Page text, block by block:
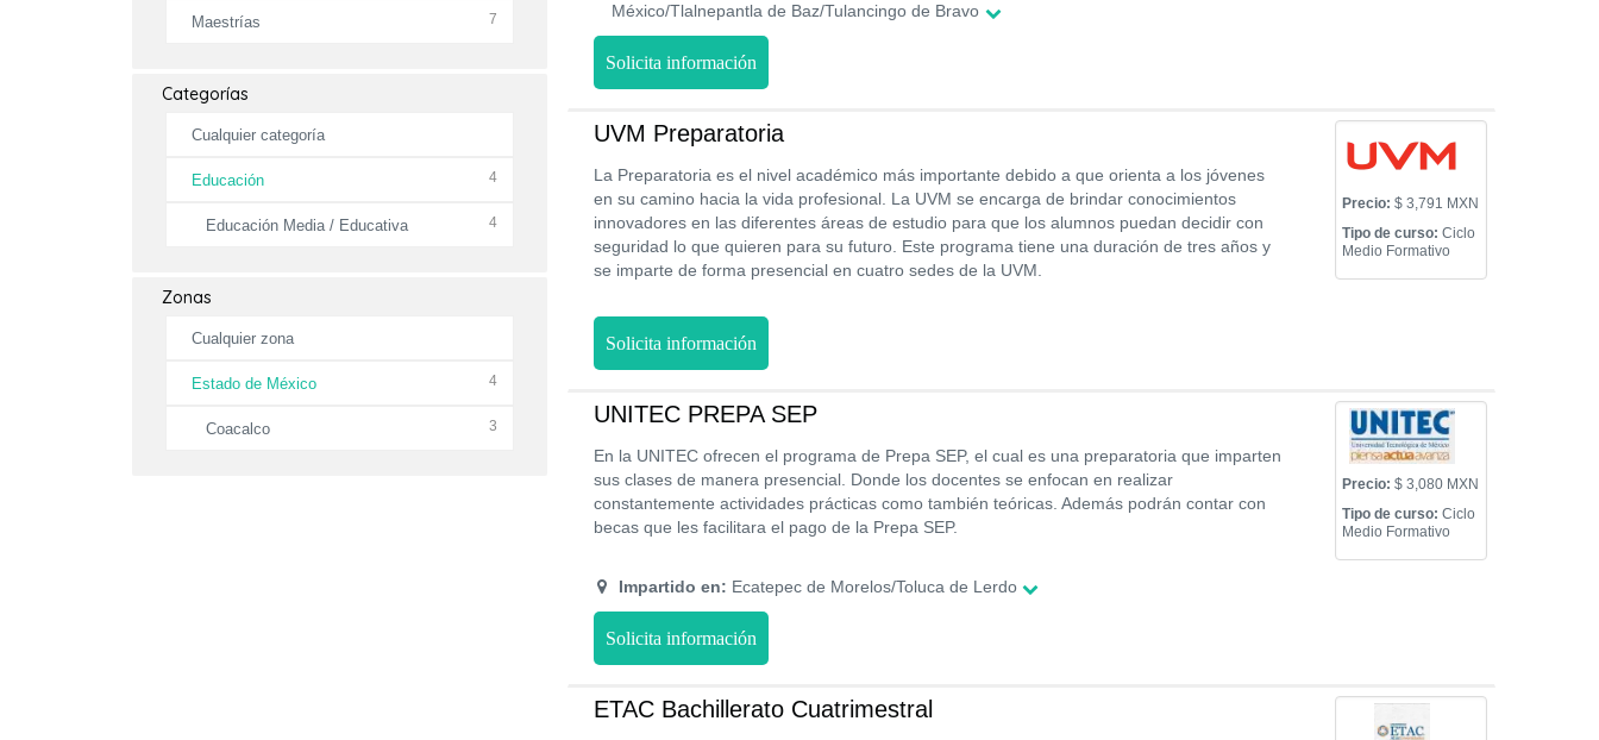
Maestrías 7
Categorías
Cualquier categoría
Educación 4
Educación Media / Educativa 4
Zonas
Cualquier zona
Estado de México 4
Coacalco 3
México/Tlalnepantla de Baz/Tulancingo de Bravo
Solicita información
UVM Preparatoria
La Preparatoria es el nivel académico más importante debido a que orienta a los jóvenes
en su camino hacia la vida profesional. La UVM se encarga de brindar conocimientos
innovadores en las diferentes áreas de estudio para que los alumnos puedan decidir con
seguridad lo que quieren para su futuro. Este programa tiene una duración de tres años y
se imparte de forma presencial en cuatro sedes de la UVM.
Precio: $ 3,791 MXN
Tipo de curso: Ciclo
Medio Formativo
Solicita información
UNITEC PREPA SEP
En la UNITEC ofrecen el programa de Prepa SEP, el cual es una preparatoria que imparten
sus clases de manera presencial. Donde los docentes se enfocan en realizar
constantemente actividades prácticas como también teóricas. Además podrán contar con
becas que les facilitara el pago de la Prepa SEP.
Impartido en: Ecatepec de Morelos/Toluca de Lerdo
Precio: $ 3,080 MXN
Tipo de curso: Ciclo
Medio Formativo
Solicita información
ETAC Bachillerato Cuatrimestral